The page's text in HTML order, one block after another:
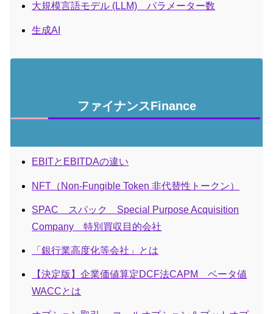
大規模言語モデル (LLM) パラメーター数
生成AI
ファイナンスFinance
EBITとEBITDAの違い
NFT（Non-Fungible Token 非代替性トークン）
SPAC スパック Special Purpose Acquisition
Company 特別買収目的会社
「銀行業高度化等会社」とは
【決定版】企業価値算定DCF法CAPM ベータ値
WACCとは